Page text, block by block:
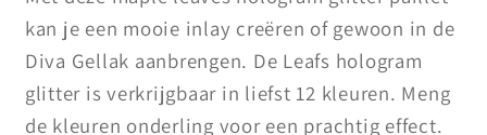
kan je een mooie inlay creëren of gewoon in de
Diva Gellak aanbrengen. De Leafs hologram
glitter is verkrijgbaar in liefst 12 kleuren. Meng
de kleuren onderling voor een prachtig effect.